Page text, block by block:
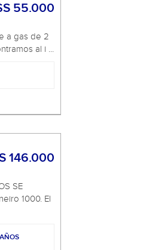
55.000
a gas de 2
al i ...
146.000
SE
1000. El